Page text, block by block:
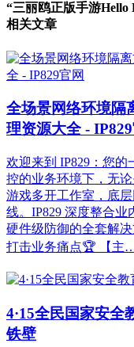
“三丽鸥正版手游
相关文章
全场景网络环境隔
理资源大全 - IP829
欢迎来到 IP829：您
控的业务环境下，无
游戏多开工作室，底
线。IP829 深度整合业
硬件级防御的全套解
打击业务痛点🏆 【主
4·15全民国家安全
铁壁